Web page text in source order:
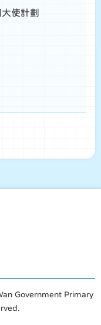
大使計劃
Government Primary